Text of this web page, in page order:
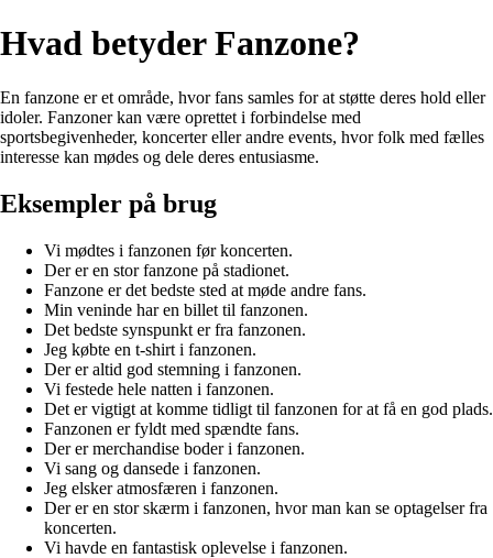
Hvad betyder Fanzone?
En fanzone er et område, hvor fans samles for at støtte deres hold eller
idoler. Fanzoner kan være oprettet i forbindelse med
sportsbegivenheder, koncerter eller andre events, hvor folk med fælles
interesse kan mødes og dele deres entusiasme.
Eksempler på brug
Vi mødtes i fanzonen før koncerten.
Der er en stor fanzone på stadionet.
Fanzone er det bedste sted at møde andre fans.
Min veninde har en billet til fanzonen.
Det bedste synspunkt er fra fanzonen.
Jeg købte en t-shirt i fanzonen.
Der er altid god stemning i fanzonen.
Vi festede hele natten i fanzonen.
Det er vigtigt at komme tidligt til fanzonen for at få en god plads.
Fanzonen er fyldt med spændte fans.
Der er merchandise boder i fanzonen.
Vi sang og dansede i fanzonen.
Jeg elsker atmosfæren i fanzonen.
Der er en stor skærm i fanzonen, hvor man kan se optagelser fra
koncerten.
Vi havde en fantastisk oplevelse i fanzonen.